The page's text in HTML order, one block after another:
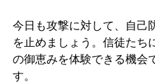
今日も攻撃に対して、自己
を止めましょう。信徒たち
の御恵みを体験できる機会
す。